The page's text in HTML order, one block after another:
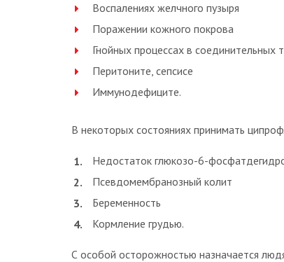
Воспалениях желчного пузыря
Поражении кожного покрова
Гнойных процессах в соединительных
Перитоните, сепсисе
Иммунодефиците.
В некоторых состояниях принимать
Недостаток глюкозо-6-
Псевдомембранозный колит
Беременность
Кормление грудью.
С особой осторожностью назначается